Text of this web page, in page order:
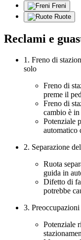
Freni
Ruote
Reclami e
1. Freno di
solo
Freno di
preme il
Freno di
cambio è
Potenziale
automatico
2. Separazione
Ruota
guida in
Difetto di
potrebbe
3.
Potenziale